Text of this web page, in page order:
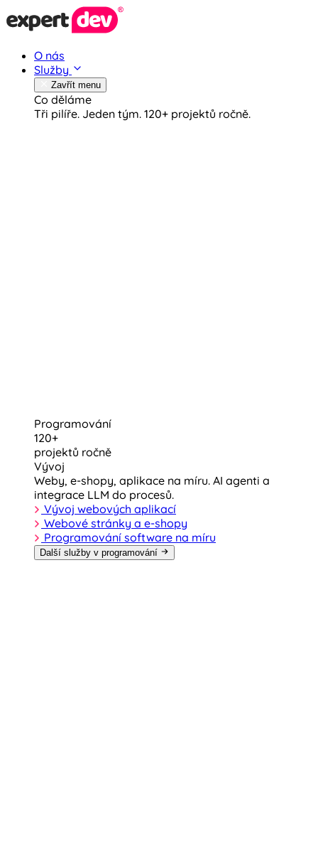
O nás
Služby
Zavřít menu
Co děláme
Tři pilíře. Jeden tým. 120+ projektů ročně.
Programování
120+
projektů ročně
Vývoj
Weby, e-shopy, aplikace na míru. AI agenti a
integrace LLM do procesů.
Vývoj webových aplikací
Webové stránky a e-shopy
Programování software na míru
Další služby v programování